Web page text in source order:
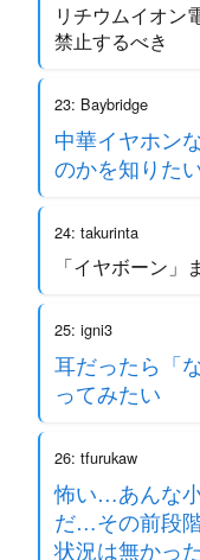
リチウムイオン
禁止するべき
23: Baybridge
中華イヤホン
のかを知りたい
24: takurinta
「イヤボーン
25: igni3
耳だったら「
ってみたい
26: tfurukaw
怖い…あんな
だ…その前段
状況は無かっ